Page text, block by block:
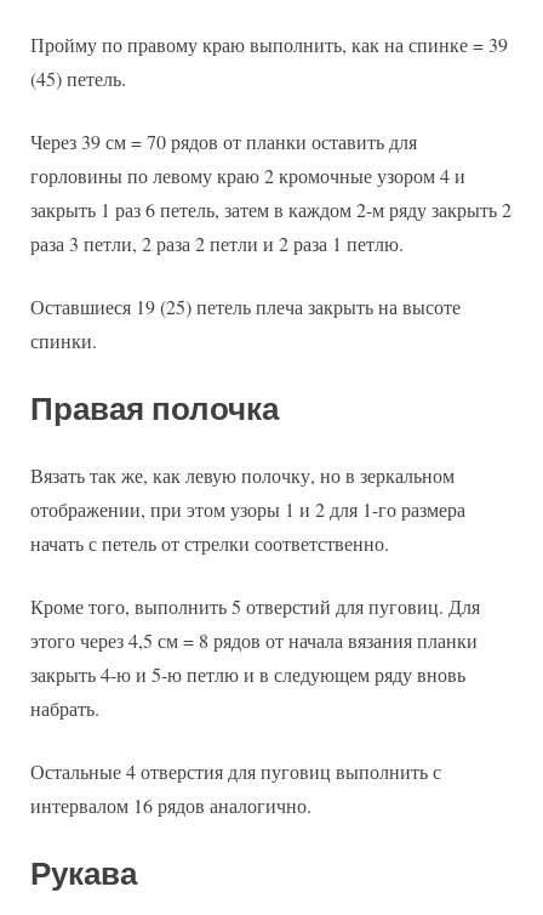
Пройму по правому краю выполнить, как на спинке = 39
(45) петель.
Через 39 см = 70 рядов от планки оставить для
горловины по левому краю 2 кромочные узором 4 и
закрыть 1 раз 6 петель, затем в каждом 2-м ряду закрыть 2
раза 3 петли, 2 раза 2 петли и 2 раза 1 петлю.
Оставшиеся 19 (25) петель плеча закрыть на высоте
спинки.
Правая полочка
Вязать так же, как левую полочку, но в зеркальном
отображении, при этом узоры 1 и 2 для 1-го размера
начать с петель от стрелки соответственно.
Кроме того, выполнить 5 отверстий для пуговиц. Для
этого через 4,5 см = 8 рядов от начала вязания планки
закрыть 4-ю и 5-ю петлю и в следующем ряду вновь
набрать.
Остальные 4 отверстия для пуговиц выполнить с
интервалом 16 рядов аналогично.
Рукава